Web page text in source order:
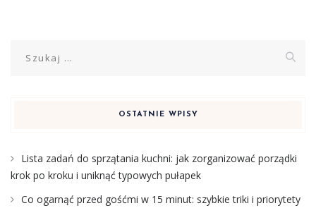
OSTATNIE WPISY
Lista zadań do sprzątania kuchni: jak zorganizować porządki
krok po kroku i uniknąć typowych pułapek
Co ogarnąć przed gośćmi w 15 minut: szybkie triki i priorytety